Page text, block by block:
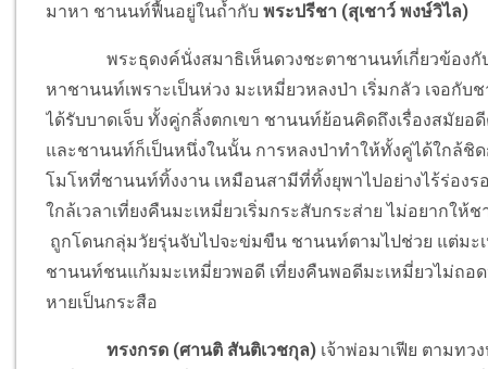
มาหา ชานนท์ฟื้นอยู่ในถ้ำกับพระปรีชา (สุเชาว์ พงษ์วิไล)
พระธุดงค์นั่งสมาธิเห็นดวงชะตาชานนท์เกี่ยวข้องกับ
หาชานนท์เพราะเป็นห่วง มะเหมี่ยวหลงป่า เริ่มกลัว เจอ
ได้รับบาดเจ็บ ทั้งคู่กลิ้งตกเขา ชานนท์ย้อนคิดถึงเรื่องสมัย
และชานนท์ก็เป็นหนึ่งในนั้น การหลงป่าทำให้ทั้งคู่ได้ใกล้ชิ
โมโหที่ชานนท์ทิ้งงาน เหมือนสามีที่ทิ้งยุพาไปอย่างไร้ร่อง
ใกล้เวลาเที่ยงคืนมะเหมี่ยวเริ่มกระสับกระส่าย ไม่อยากใ
ถูกโดนกลุ่มวัยรุ่นจับไปจะข่มขืน ชานนท์ตามไปช่วย แต่มะ
ชานนท์ชนแก้มมะเหมี่ยวพอดี เที่ยงคืนพอดีมะเหมี่ยวไม่ถอ
หายเป็นกระสือ
ทรงกรด (ศานติ สันติเวชกุล) เจ้าพ่อมาเฟีย ตามทว